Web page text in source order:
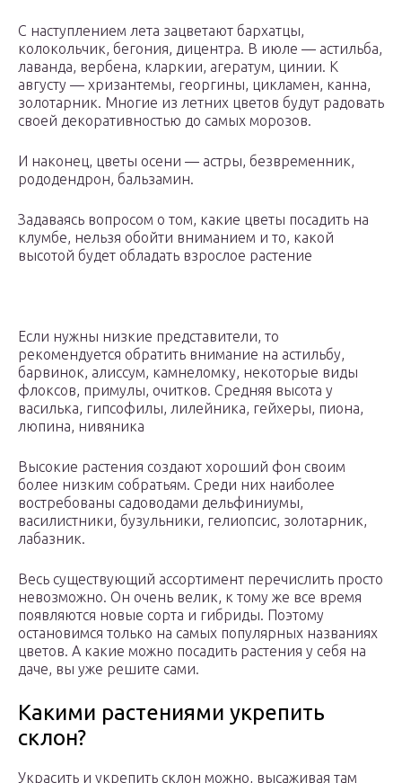
С наступлением лета зацветают бархатцы,
колокольчик, бегония, дицентра. В июле — астильба,
лаванда, вербена, кларкии, агератум, цинии. К
августу — хризантемы, георгины, цикламен, канна,
золотарник. Многие из летних цветов будут радовать
своей декоративностью до самых морозов.
И наконец, цветы осени — астры, безвременник,
рододендрон, бальзамин.
Задаваясь вопросом о том, какие цветы посадить на
клумбе, нельзя обойти вниманием и то, какой
высотой будет обладать взрослое растение
Если нужны низкие представители, то
рекомендуется обратить внимание на астильбу,
барвинок, алиссум, камнеломку, некоторые виды
флоксов, примулы, очитков. Средняя высота у
василька, гипсофилы, лилейника, гейхеры, пиона,
люпина, нивяника
Высокие растения создают хороший фон своим
более низким собратьям. Среди них наиболее
востребованы садоводами дельфиниумы,
василистники, бузульники, гелиопсис, золотарник,
лабазник.
Весь существующий ассортимент перечислить просто
невозможно. Он очень велик, к тому же все время
появляются новые сорта и гибриды. Поэтому
остановимся только на самых популярных названиях
цветов. А какие можно посадить растения у себя на
даче, вы уже решите сами.
Какими растениями укрепить
склон?
Украсить и укрепить склон можно, высаживая там